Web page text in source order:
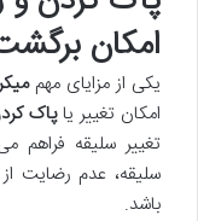
امکان
یکی از مزایای مهم
امکان تغییر یاپاک
تغییر سلیقه فراهم
سلیقه، عدم رضایت
باشد.